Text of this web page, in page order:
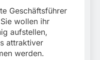
Geschäftsführer
wollen ihr
aufstellen,
attraktiver
werden.